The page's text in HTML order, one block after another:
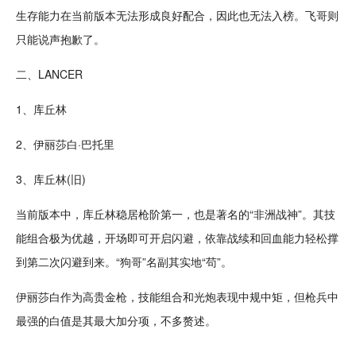
生存能力在当前版本无法形成良好配合 ，因此也无法入榜。飞哥则
只能说声抱歉了。
二、LANCER
1、库丘林
2、伊丽莎白·巴托里
3、库丘林(旧)
当前版本中，库丘林稳居枪阶第一，也是著名的“非洲战神”。其技
能组合极为优越，开场即可开启闪避，依靠战续和回血能力轻松撑
到第二次闪避到来。“狗哥”名副其实地“苟”。
伊丽莎白作为高贵金枪，技能组合和光炮表现中规中矩，但枪兵中
最强的白值是其最大加分项，不多赘述。